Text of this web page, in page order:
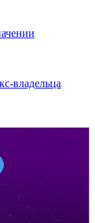
владельца